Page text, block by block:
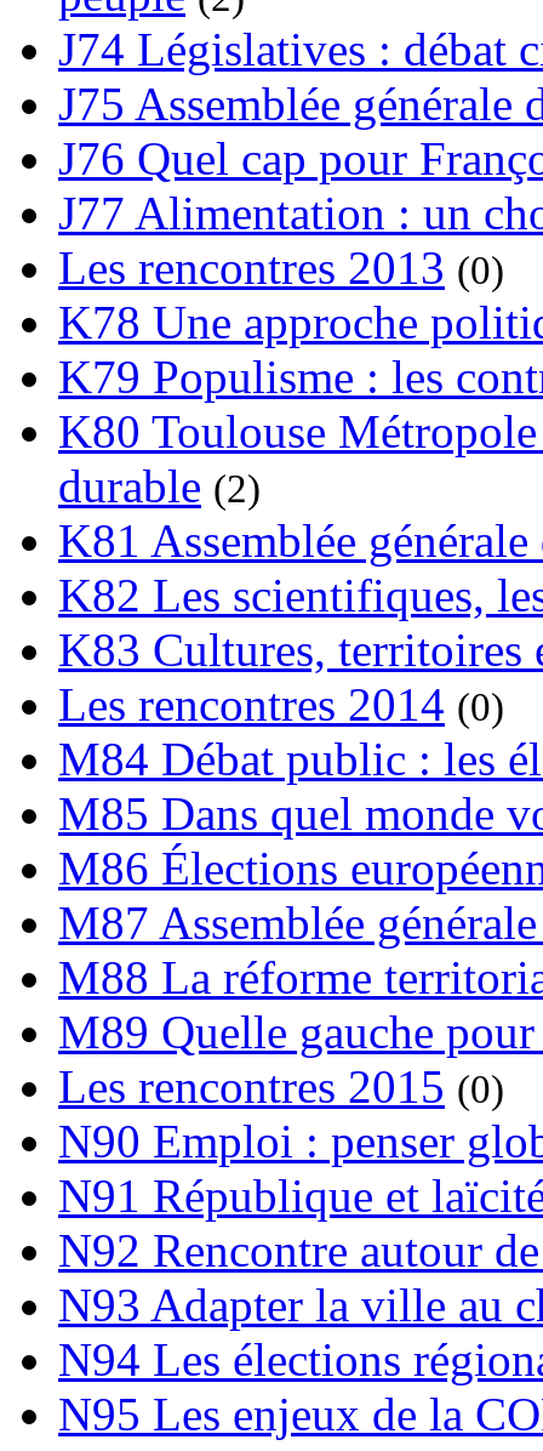
J74 Législatives : débat
J75 Assemblée générale
J76 Quel cap pour
J77 Alimentation : un
Les rencontres 2013 (0)
K78 Une approche
K79 Populisme : les
K80 Toulouse
durable (2)
K81 Assemblée
K82 Les scientifiques,
K83 Cultures, territoires
Les rencontres 2014 (0)
M84 Débat public : les
M85 Dans quel monde
M86 Élections
M87 Assemblée
M88 La réforme
M89 Quelle gauche
Les rencontres 2015 (0)
N90 Emploi : penser
N91 République et
N92 Rencontre autour
N93 Adapter la ville au
N94 Les élections
N95 Les enjeux de la